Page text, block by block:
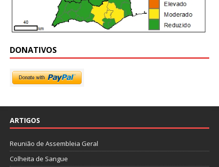
DONATIVOS
ARTIGOS
Reunião de Assembleia Geral
Colheita de Sangue